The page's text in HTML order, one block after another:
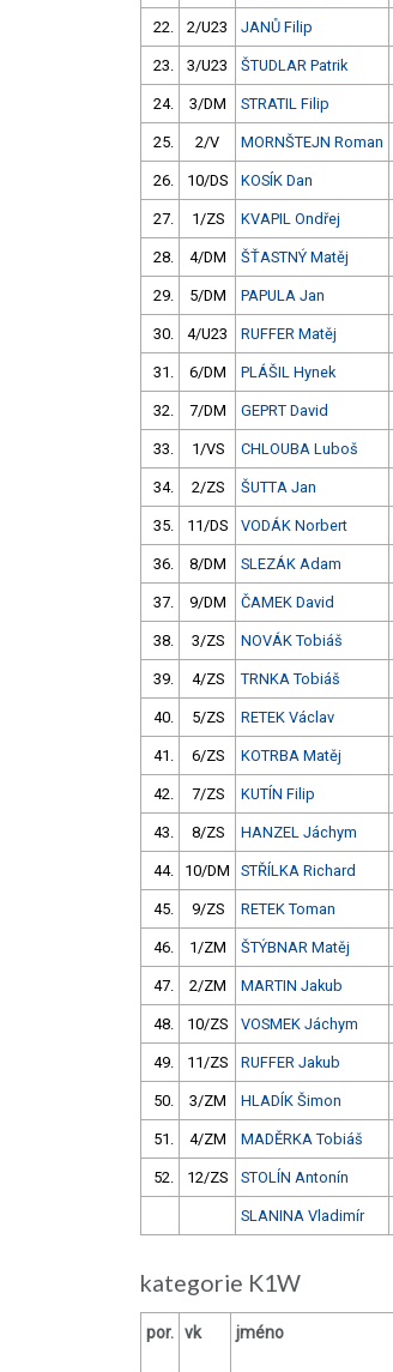
22. 2/U23 JANŮ Filip
23. 3/U23 ŠTUDLAR Patrik
24. 3/DM STRATIL Filip
25. 2/V MORNŠTEJN Roman
26. 10/DS KOSÍK Dan
27. 1/ZS KVAPIL Ondřej
28. 4/DM ŠŤASTNÝ Matěj
29. 5/DM PAPULA Jan
30. 4/U23 RUFFER Matěj
31. 6/DM PLÁŠIL Hynek
32. 7/DM GEPRT David
33. 1/VS CHLOUBA Luboš
34. 2/ZS ŠUTTA Jan
35. 11/DS VODÁK Norbert
36. 8/DM SLEZÁK Adam
37. 9/DM ČAMEK David
38. 3/ZS NOVÁK Tobiáš
39. 4/ZS TRNKA Tobiáš
40. 5/ZS RETEK Václav
41. 6/ZS KOTRBA Matěj
42. 7/ZS KUTÍN Filip
43. 8/ZS HANZEL Jáchym
44. 10/DM STŘÍLKA Richard
45. 9/ZS RETEK Toman
46. 1/ZM ŠTÝBNAR Matěj
47. 2/ZM MARTIN Jakub
48. 10/ZS VOSMEK Jáchym
49. 11/ZS RUFFER Jakub
50. 3/ZM HLADÍK Šimon
51. 4/ZM MADĚRKA Tobiáš
52. 12/ZS STOLÍN Antonín
SLANINA Vladimír
kategorie K1W
por. vk jméno